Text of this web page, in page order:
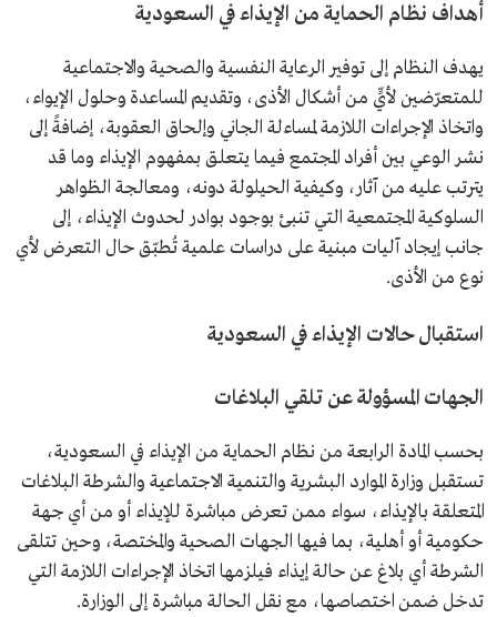
أهداف نظام الحماية من الإيذاء في السعودية
يهدف النظام إلى توفير الرعاية النفسية والصحية والاجتماعية
للمتعرّضين لأيٍّ من أشكال الأذى، وتقديم المساعدة وحلول الإيواء،
واتخاذ الإجراءات اللازمة لمساءلة الجاني وإلحاق العقوبة، إضافةً إلى
نشر الوعي بين أفراد المجتمع فيما يتعلق بمفهوم الإيذاء وما قد
يترتب عليه من آثار، وكيفية الحيلولة دونه، ومعالجة الظواهر
السلوكية المجتمعية التي تنبئ بوجود بوادر لحدوث الإيذاء، إلى
جانب إيجاد آليات مبنية على دراسات علمية تُطبّق حال التعرض لأي
نوع من الأذى.
استقبال حالات الإيذاء في السعودية
الجهات المسؤولة عن تلقي البلاغات
بحسب المادة الرابعة من نظام الحماية من الإيذاء في السعودية،
تستقبل وزارة الموارد البشرية والتنمية الاجتماعية والشرطة البلاغات
المتعلقة بالإيذاء، سواء ممن تعرض مباشرة للإيذاء أو من أي جهة
حكومية أو أهلية، بما فيها الجهات الصحية والمختصة، وحين تتلقى
الشرطة أي بلاغ عن حالة إيذاء فيلزمها اتخاذ الإجراءات اللازمة التي
تدخل ضمن اختصاصها، مع نقل الحالة مباشرة إلى الوزارة.